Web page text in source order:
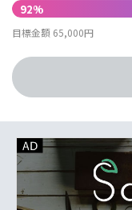
92%
目標金額 65,000円